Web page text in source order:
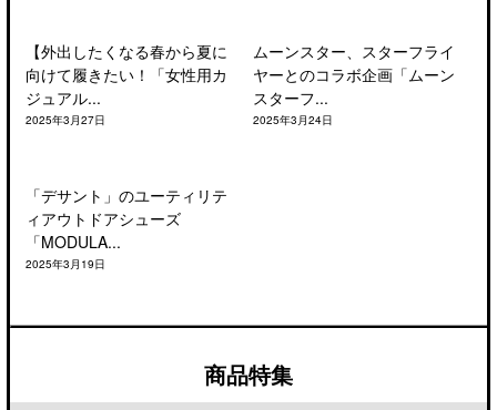
【外出したくなる春から夏に
向けて履きたい！「女性用カ
ジュアル...
2025年3月27日
ムーンスター、スターフライ
ヤーとのコラボ企画「ムーン
スターフ...
2025年3月24日
「デサント」のユーティリテ
ィアウトドアシューズ
「MODULA...
2025年3月19日
商品特集